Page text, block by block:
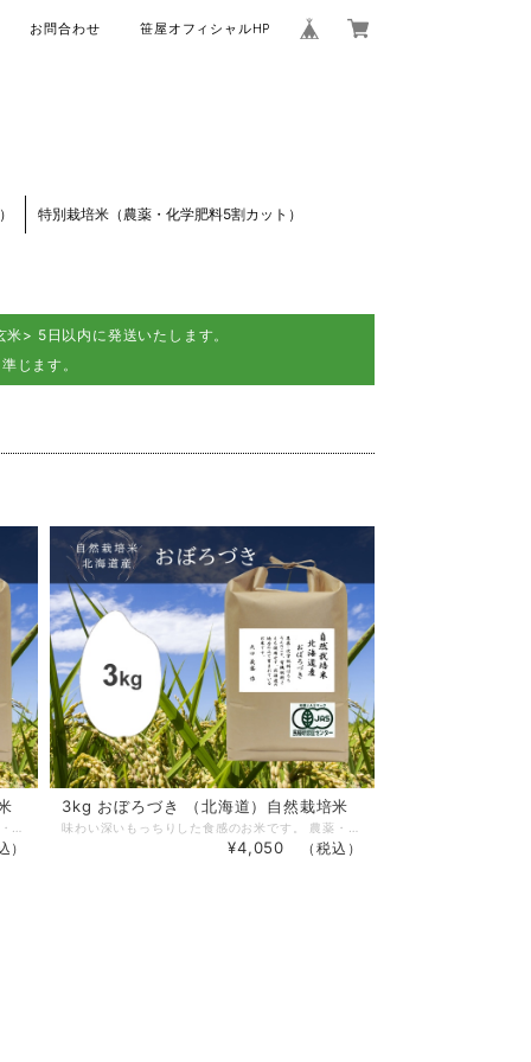
お問合わせ 笹屋オフィシャルHP
特別栽培米（農薬・化学肥料5割カット）
> 5日以内に発送いたします。
じます。
）
3kg おぼろづき （北海道）自然栽培米
¥4,050 （税込）